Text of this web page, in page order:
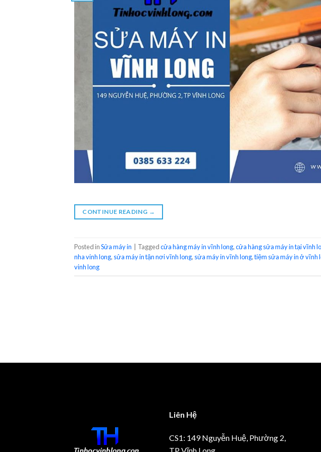
CONTINUE READING →
Posted inSửa máy in Taggedcửa hàng máy in vĩnh long,cửa hàng sửa máy in tại vĩnh
nha vinh long, sửa máy in tận nơi vĩnh long, sửa máy in vĩnh long,tiệm sửa máy in ở vĩnh
vinh long
Liên Hệ
CS1: 149 Nguyễn Huệ, Phường 2,
TP Vĩnh Long